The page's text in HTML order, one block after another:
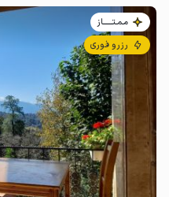
مـمـتــــــاز
رزرو فوری